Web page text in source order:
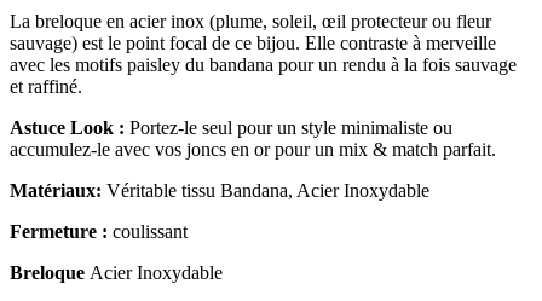
La breloque en acier inox (plume, soleil, œil protecteur ou fleur
sauvage) est le point focal de ce bijou. Elle contraste à merveille
avec les motifs paisley du bandana pour un rendu à la fois sauvage
et raffiné.
Astuce Look : Portez-le seul pour un style minimaliste ou
accumulez-le avec vos joncs en or pour un mix & match parfait.
Matériaux: Véritable tissu Bandana, Acier Inoxydable
Fermeture : coulissant
Breloque Acier Inoxydable